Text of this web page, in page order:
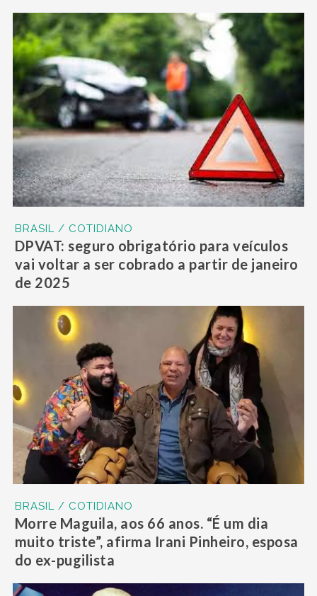
BRASIL / COTIDIANO
DPVAT: seguro obrigatório para veículos
vai voltar a ser cobrado a partir de janeiro
de 2025
BRASIL / COTIDIANO
Morre Maguila, aos 66 anos. “É um dia
muito triste”, afirma Irani Pinheiro, esposa
do ex-pugilista